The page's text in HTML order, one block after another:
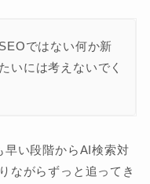
ではない何か新
いには考えないでく
早い段階からAI検索対
ながらずっと追ってき